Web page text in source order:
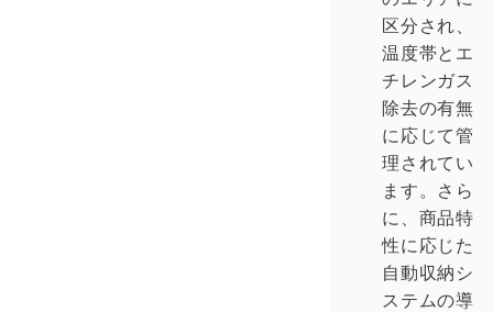
区分され、
温度帯と エ
チレンガス
除去の有無
に応じて管
理されてい
ます。さら
に、商品特
性に応じた
自動収納シ
ステムの導